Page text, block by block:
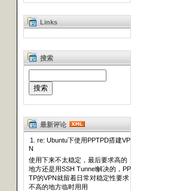
Links
搜索
最新评论
1. re: Ubuntu下使用PPTPD搭建VP
N
使用下来不太稳定，最后要求高的
地方还是用SSH Tunnel解决的，PP
TP的VPN就留着日常对稳定性要求
不高的地方临时用用